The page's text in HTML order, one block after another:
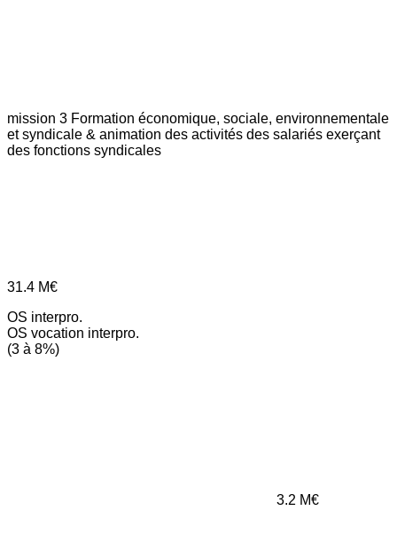
mission 3 Formation économique, sociale, environnementale
et syndicale & animation des activités des salariés exerçant
des fonctions syndicales
31.4 M€
OS interpro.
OS vocation interpro.
(3 à 8%)
3.2 M€